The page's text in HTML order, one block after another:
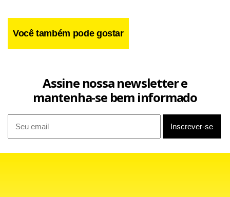
Você também pode gostar
Assine nossa newsletter e
mantenha-se bem informado